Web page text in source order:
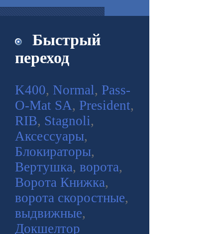
Быстрый
переход
K400, Normal, Pass-
O-Mat SA, President,
RIB, Stagnoli,
Аксессуары,
Блокираторы,
Вертушка, ворота,
Ворота Книжка,
ворота скоростные,
выдвижные,
Докшелтор